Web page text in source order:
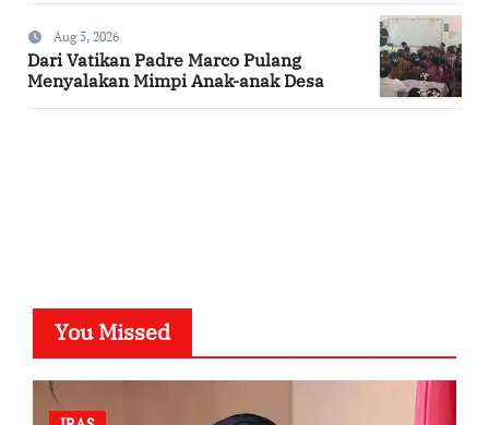
Aug 5, 2026
Dari Vatikan Padre Marco Pulang
Menyalakan Mimpi Anak-anak Desa
You Missed